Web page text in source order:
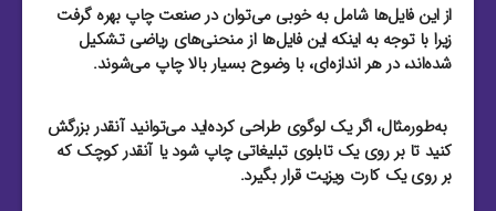
از این فایل‌‌ها شامل به خوبی می‌توان در صنعت چاپ بهره گرفت
زیرا با توجه به اینکه این فایل‌‌ها از منحنی‌های ریاضی تشکیل
شده‌اند، در هر اندازه‌ای، با وضوح بسیار بالا چاپ می‌شوند.
به‌طور‌مثال، اگر یک لوگوی طراحی کرده‌اید می‌توانید آنقدر بزرگش
کنید تا بر روی یک تابلوی تبلیغاتی چاپ شود یا آنقدر کوچک که
بر روی یک کارت ویزیت قرار بگیرد.